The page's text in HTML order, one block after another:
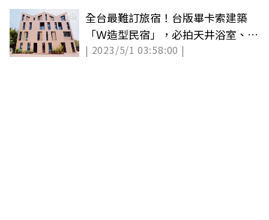
全台最難訂旅宿！台版畢卡索建築
「Ｗ造型民宿」，必拍天井浴室、大
樓梯書牆
| 2023/5/1 03:58:00 |